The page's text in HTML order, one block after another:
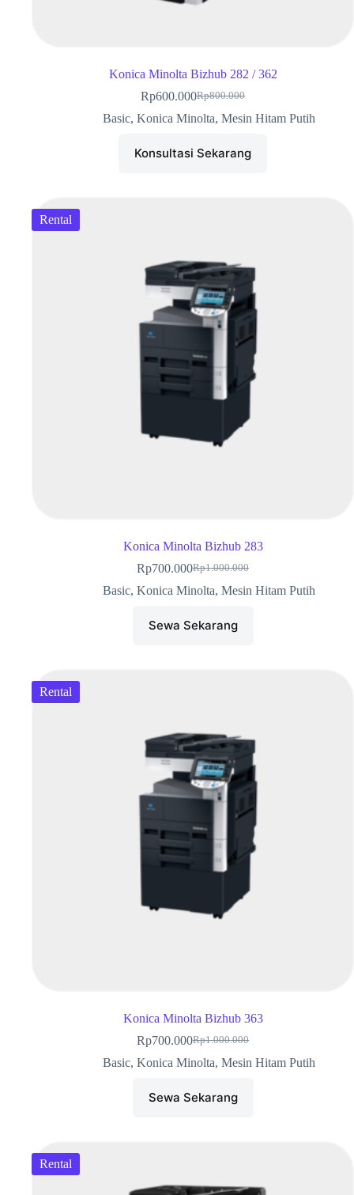
Konica Minolta Bizhub 282 / 362
Rp800.000
Rp600.000
Basic, Konica Minolta, Mesin Hitam Putih
Konsultasi Sekarang
Rental
Konica Minolta Bizhub 283
Rp1.000.000
Rp700.000
Basic, Konica Minolta, Mesin Hitam Putih
Sewa Sekarang
Rental
Konica Minolta Bizhub 363
Rp1.000.000
Rp700.000
Basic, Konica Minolta, Mesin Hitam Putih
Sewa Sekarang
Rental